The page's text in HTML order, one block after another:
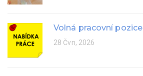
Volná pracovní pozice
28 Čvn, 2026